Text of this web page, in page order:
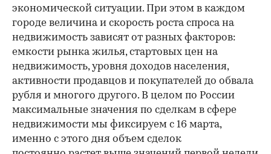
экономической ситуации. При этом в каждом
городе величина и скорость роста спроса на
недвижимость зависят от разных факторов:
емкости рынка жилья, стартовых цен на
недвижимость, уровня доходов населения,
активности продавцов и покупателей до обвала
рубля и многого другого. В целом по России
максимальные значения по сделкам в сфере
недвижимости мы фиксируем с 16 марта,
именно с этого дня объем сделок